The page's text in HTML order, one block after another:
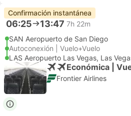
Confirmación instantánea
06:25 13:47 7h 22m
SAN Aeropuerto de San Diego
Autoconexión | Vuelo+Vuelo
LAS Aeropuerto Las Vegas, Las
Económica |
Frontier Airlines